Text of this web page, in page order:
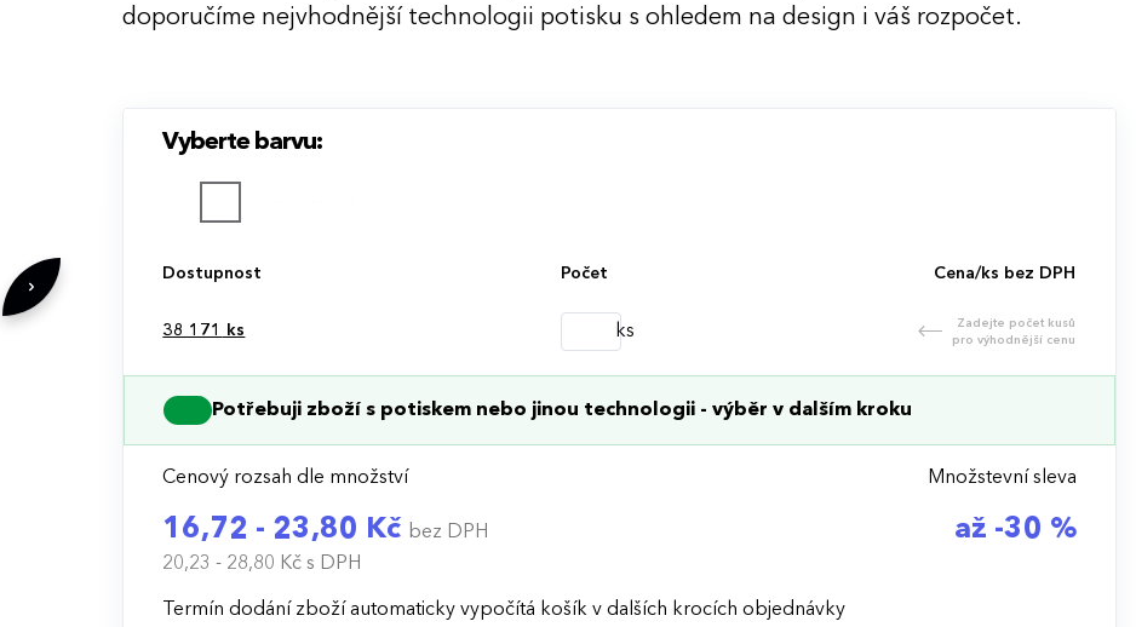
doporučíme nejvhodnější technologii potisku s ohledem na design i váš rozpočet.
Vyberte barvu:
Dostupnost Počet Cena/ks bez DPH
38 171 ks ks
Zadejte počet kusů
pro výhodnější cenu
Potřebuji zboží s potiskem nebo jinou technologii - výběr v dalším kroku
Cenový rozsah dle množství
16,72 - 23,80 Kč bez DPH
20,23 - 28,80 Kčs DPH
Množstevní sleva
až -30 %
Termín dodání zboží automaticky vypočítá košík v dalších krocích objednávky